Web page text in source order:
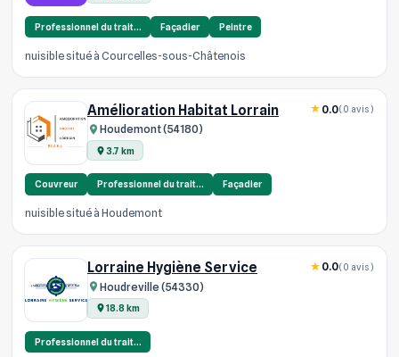
Professionnel du trait… Façadier Peintre
nuisible situé à Courcelles-sous-Châtenois
Amélioration Habitat Lorrain
Houdemont (54180)
3.7 km
0.0(0 avis)
Couvreur Professionnel du trait… Façadier
nuisible situé à Houdemont
Lorraine Hygiène Service
Houdreville (54330)
18.8 km
0.0(0 avis)
Professionnel du trait…